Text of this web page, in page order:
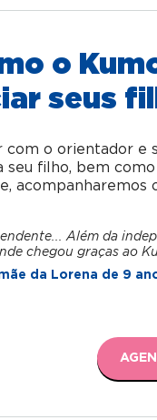
o
seus
o orientador e
filho, bem
Além da
chegou graças ao
da Lorena de 9